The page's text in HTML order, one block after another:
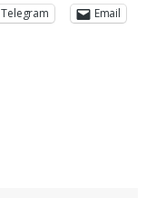
Telegram Email